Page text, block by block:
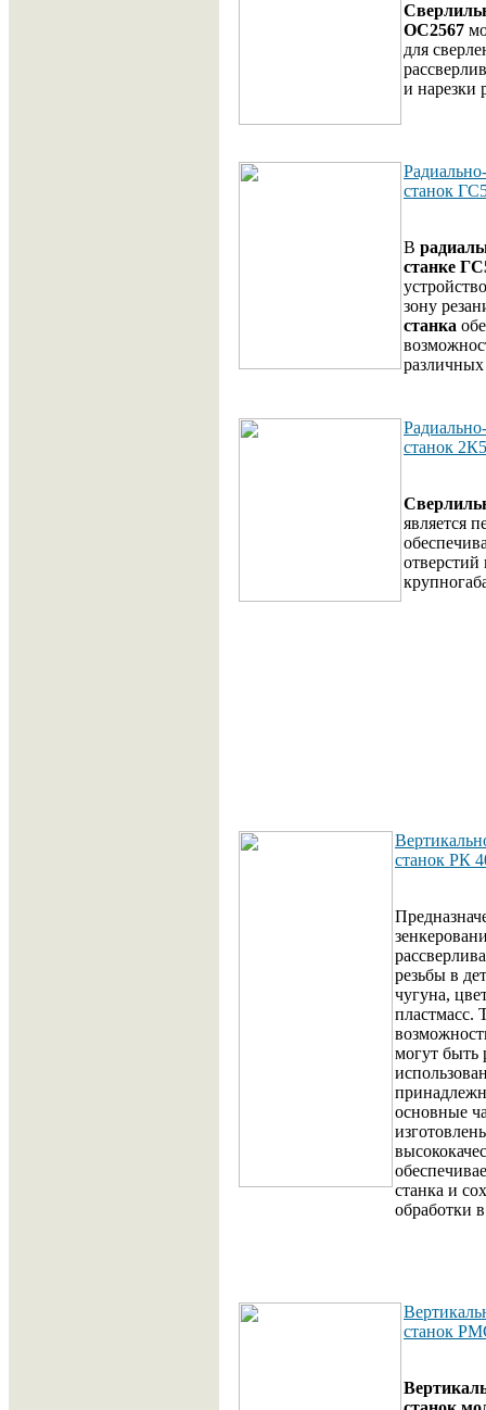
ОС2567
для
и нарезки
станок
В
станке
зону
станка
станок
является
станок РК
резьбы в
чугуна,
пластмасс.
могут
основные
станка и
обработки
станок